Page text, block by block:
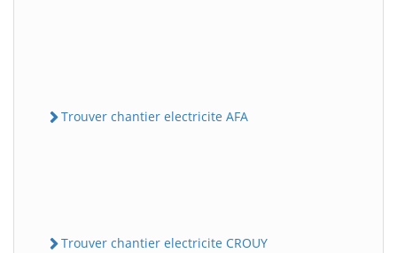
Trouver chantier electricite AFA
Trouver chantier electricite CROUY